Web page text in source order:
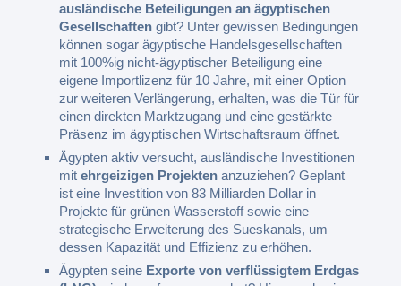
ausländische Beteiligungen an ägyptischen
Gesellschaften gibt? Unter gewissen Bedingungen
können sogar ägyptische Handelsgesellschaften
mit 100%ig nicht-ägyptischer Beteiligung eine
eigene Importlizenz für 10 Jahre, mit einer Option
zur weiteren Verlängerung, erhalten, was die Tür für
einen direkten Marktzugang und eine gestärkte
Präsenz im ägyptischen Wirtschaftsraum öffnet.
Ägypten aktiv versucht, ausländische Investitionen
mitehrgeizigen Projekten anzuziehen? Geplant
ist eine Investition von 83 Milliarden Dollar in
Projekte für grünen Wasserstoff sowie eine
strategische Erweiterung des Sueskanals, um
dessen Kapazität und Effizienz zu erhöhen.
Ägypten seine Exporte von verflüssigtem Erdgas